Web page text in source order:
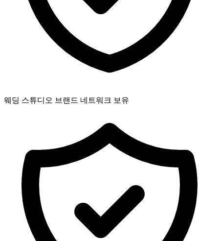
웨딩 스튜디오 브랜드 네트워크 보유